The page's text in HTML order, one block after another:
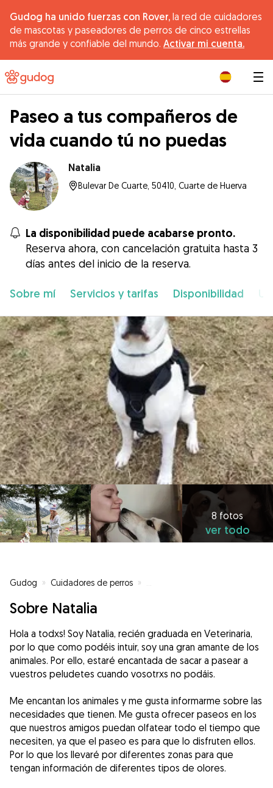
Gudog ha unido fuerzas con Rover, la red de cuidadores
de mascotas y paseadores de perros de cinco estrellas
más grande y confiable del mundo. Activar mi cuenta.
Paseo a tus compañeros de
vida cuando tú no puedas
Natalia
Bulevar De Cuarte, 50410, Cuarte de Huerva
La disponibilidad puede acabarse pronto.
Reserva ahora, con cancelación gratuita hasta 3
días antes del inicio de la reserva.
Sobre mí Servicios y tarifas Disponibilidad
8 fotos
ver todo
Gudog » Cuidadores de perros »
Sobre Natalia
Hola a todxs! Soy Natalia, recién graduada en Veterinaria,
por lo que como podéis intuir, soy una gran amante de los
animales. Por ello, estaré encantada de sacar a pasear a
vuestros peludetes cuando vosotrxs no podáis.
Me encantan los animales y me gusta informarme sobre las
necesidades que tienen. Me gusta ofrecer paseos en los
que nuestros amigos puedan olfatear todo el tiempo que
necesiten, ya que el paseo es para que lo disfruten ellos.
Por lo que los llevaré por diferentes zonas para que
tengan información de diferentes tipos de olores.